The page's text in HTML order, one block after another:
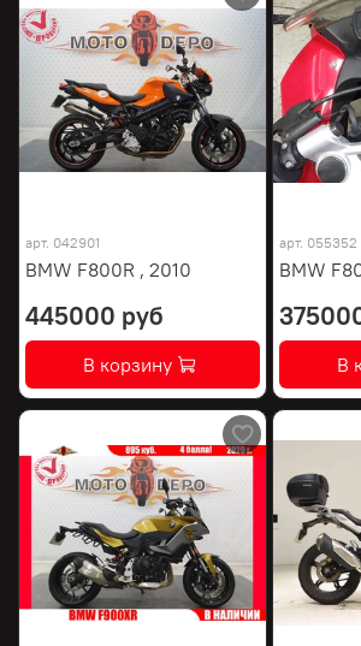
арт. 042901
BMW F800R , 2010
445000 руб
В корзину
арт. 055352
BMW
В